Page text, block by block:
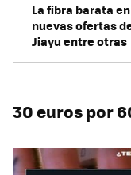
La fibra barata
nuevas ofertas
Jiayu entre otras
30 euros por